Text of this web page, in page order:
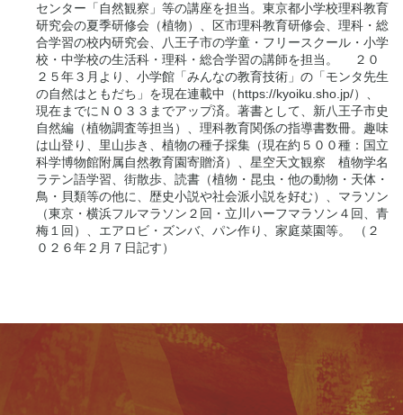
センター「自然観察」等の講座を担当。東京都小学校理科教育
研究会の夏季研修会（植物）、区市理科教育研修会、理科・総
合学習の校内研究会、八王子市の学童・フリースクール・小学
校・中学校の生活科・理科・総合学習の講師を担当。 ２０
２５年３月より、小学館「みんなの教育技術」の「モンタ先生
の自然はともだち」を現在連載中（https://kyoiku.sho.jp/）、
現在までにＮＯ３３までアップ済。著書として、新八王子市史
自然編（植物調査等担当）、理科教育関係の指導書数冊。趣味
は山登り、里山歩き、植物の種子採集（現在約５００種：国立
科学博物館附属自然教育園寄贈済）、星空天文観察 植物学名
ラテン語学習、街散歩、読書（植物・昆虫・他の動物・天体・
鳥・貝類等の他に、歴史小説や社会派小説を好む）、マラソン
（東京・横浜フルマラソン２回・立川ハーフマラソン４回、青
梅１回）、エアロビ・ズンバ、パン作り、家庭菜園等。 （２
０２６年２月７日記す）